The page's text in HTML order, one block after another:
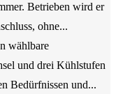
Betrieben wird er
ohne...
wählbare
und drei Kühlstufen
Bedürfnissen und...